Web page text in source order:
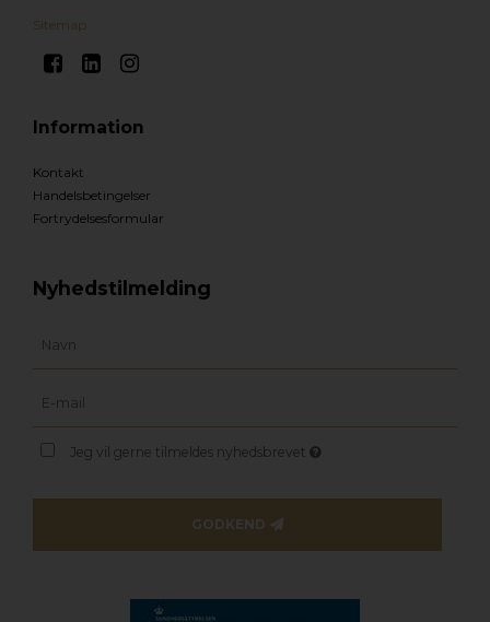
Sitemap
Information
Kontakt
Handelsbetingelser
Fortrydelsesformular
Nyhedstilmelding
Jeg vil gerne tilmeldes nyhedsbrevet
GODKEND